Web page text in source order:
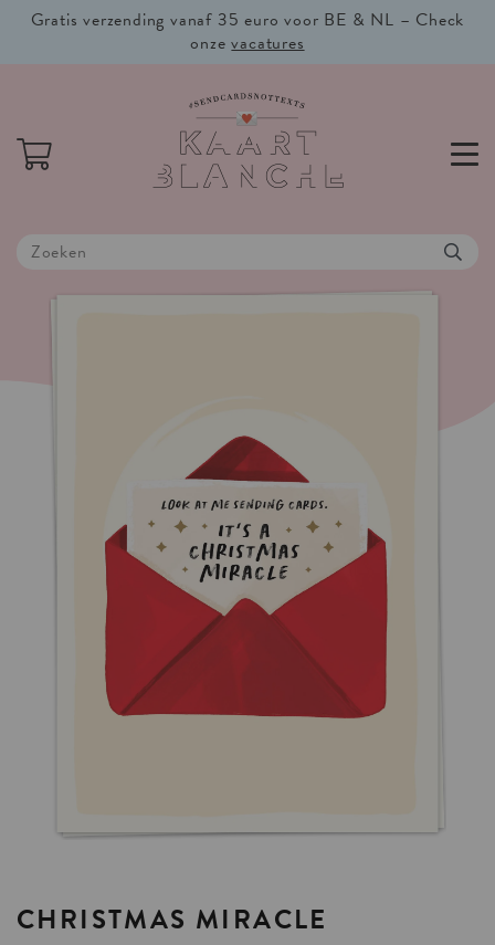
Gratis verzending vanaf 35 euro voor BE & NL – Check
onzevacatures
CHRISTMAS MIRACLE